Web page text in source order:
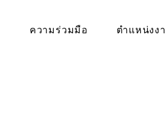
ความร่วมมือ ตำแหน่งง